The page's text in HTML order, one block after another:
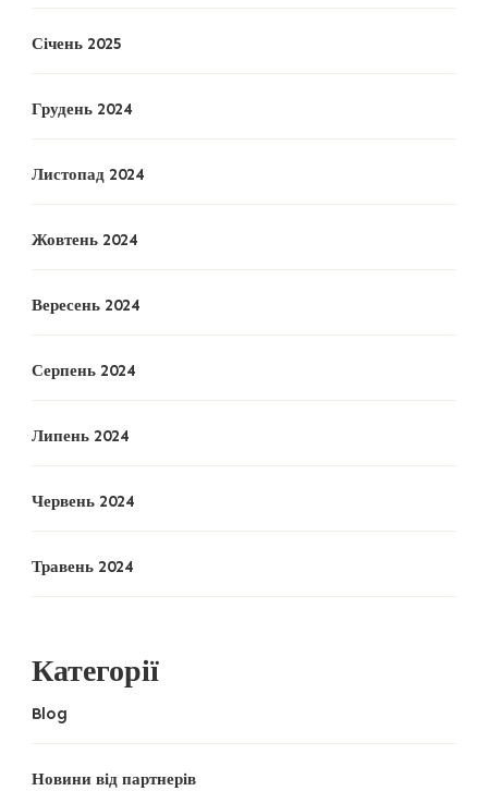
Січень 2025
Грудень 2024
Листопад 2024
Жовтень 2024
Вересень 2024
Серпень 2024
Липень 2024
Червень 2024
Травень 2024
Категорії
Blog
Новини від партнерів